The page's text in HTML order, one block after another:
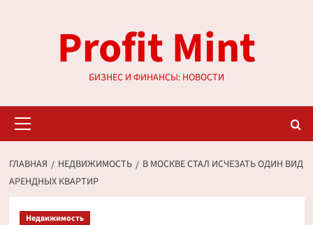
содержимомуProfit Mint
БИЗНЕС И ФИНАНСЫ: НОВОСТИ
меню
ГЛАВНАЯ НЕДВИЖИМОСТЬ
В МОСКВЕ СТАЛ ИСЧЕЗАТЬ ОДИН ВИД
АРЕНДНЫХ КВАРТИР
Недвижимость